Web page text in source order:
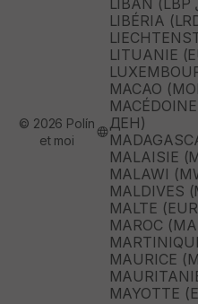
LIBÉRIA
LITUANIE
MACAO
ДЕН)
MALAISIE
MALAWI
MALDIVES
MALTE
MAURICE
MAYOTTE
© 2026 Polín
et moi